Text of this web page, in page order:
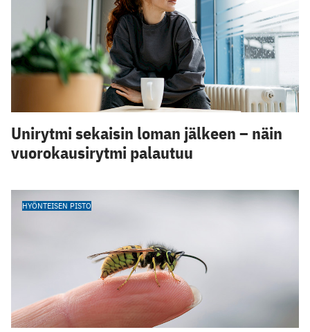
Unirytmi sekaisin loman jälkeen – näin
vuorokausirytmi palautuu
HYÖNTEISEN PISTO